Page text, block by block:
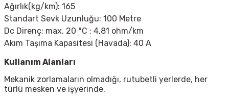
Ağırlık(kg/km): 165
Standart Sevk Uzunluğu: 100 Metre
Dc Direnç: max. 20 °C ; 4,81 ohm/km
Akım Taşıma Kapasitesi (Havada): 40 A
Kullanım Alanları
Mekanik zorlamaların olmadığı, rutubetli yerlerde, her
türlü mesken ve işyerinde.